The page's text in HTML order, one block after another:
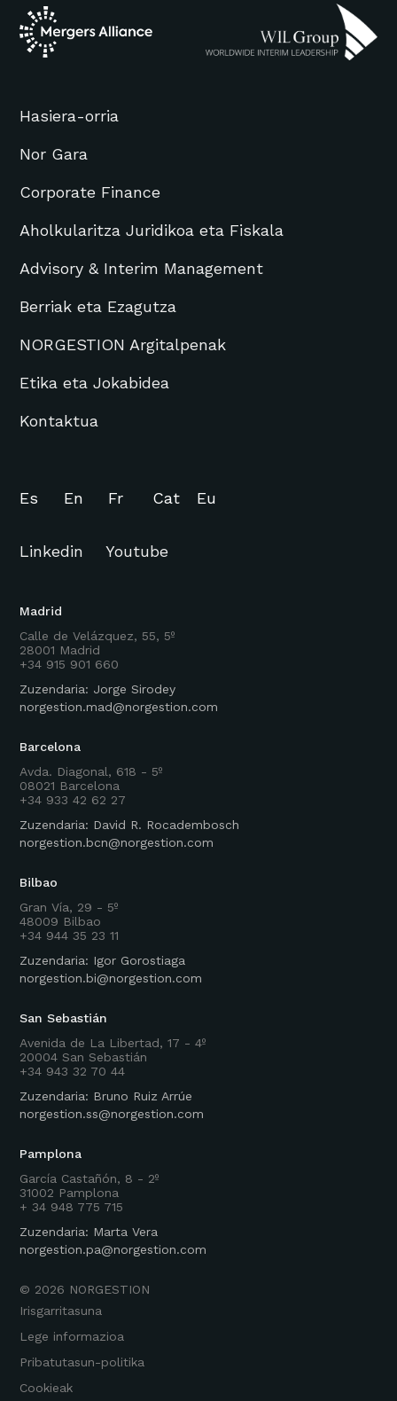
Hasiera-orria
Nor Gara
Corporate Finance
Aholkularitza Juridikoa eta Fiskala
Advisory & Interim Management
Berriak eta Ezagutza
NORGESTION Argitalpenak
Etika eta Jokabidea
Kontaktua
Madrid
Calle de Velázquez, 55, 5º
28001 Madrid
+34 915 901 660
Zuzendaria: Jorge Sirodey
norgestion.mad@norgestion.com
Barcelona
Avda. Diagonal, 618 - 5º
08021 Barcelona
+34 933 42 62 27
Zuzendaria: David R. Rocadembosch
norgestion.bcn@norgestion.com
Bilbao
Gran Vía, 29 - 5º
48009 Bilbao
+34 944 35 23 11
Zuzendaria: Igor Gorostiaga
norgestion.bi@norgestion.com
San Sebastián
Avenida de La Libertad, 17 - 4º
20004 San Sebastián
+34 943 32 70 44
Zuzendaria: Bruno Ruiz Arrúe
norgestion.ss@norgestion.com
Pamplona
García Castañón, 8 - 2º
31002 Pamplona
+ 34 948 775 715
Zuzendaria: Marta Vera
norgestion.pa@norgestion.com
Es En Fr Cat Eu
Linkedin Youtube
Irisgarritasuna
Lege informazioa
Pribatutasun-politika
Cookieak
© 2026 NORGESTION